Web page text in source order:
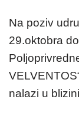
Na poziv
29.oktobra
nalazi u